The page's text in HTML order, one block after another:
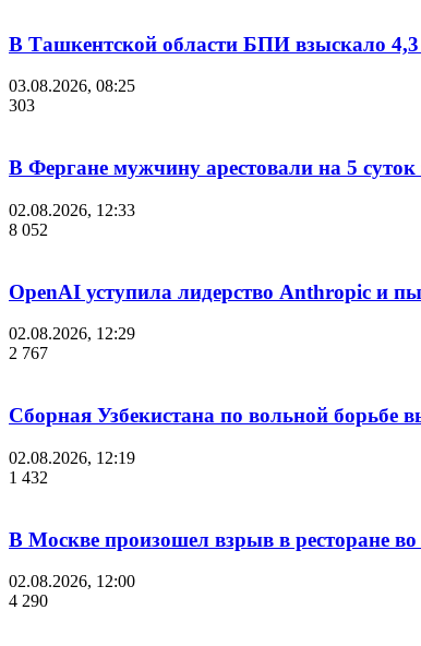
В Ташкентской области БПИ взыскало
03.08.2026, 08:25
303
В Фергане мужчину арестовали на 5
02.08.2026, 12:33
8 052
OpenAI уступила лидерство Anthropic и
02.08.2026, 12:29
2 767
Сборная Узбекистана по вольной борьбе
02.08.2026, 12:19
1 432
В Москве произошел взрыв в ресторане во
02.08.2026, 12:00
4 290